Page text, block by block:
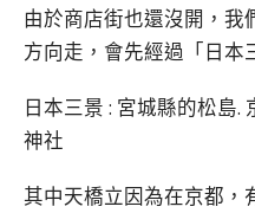
由於商店街也還沒開，我
方向走，會先經過「日本
日本三景 : 宮城縣的松島.
神社
其中天橋立因為在京都，